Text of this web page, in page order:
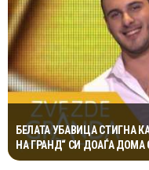
БЕЛАТА УБАВИЦА СТИГНА
НА ГРАНД“ СИ ДОАЃА